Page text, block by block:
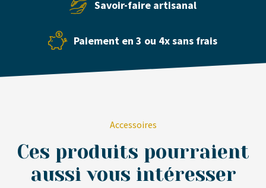
Savoir-faire artisanal
Paiement en 3 ou 4x sans frais
Accessoires
Ces produits pourraient
aussi vous intéresser